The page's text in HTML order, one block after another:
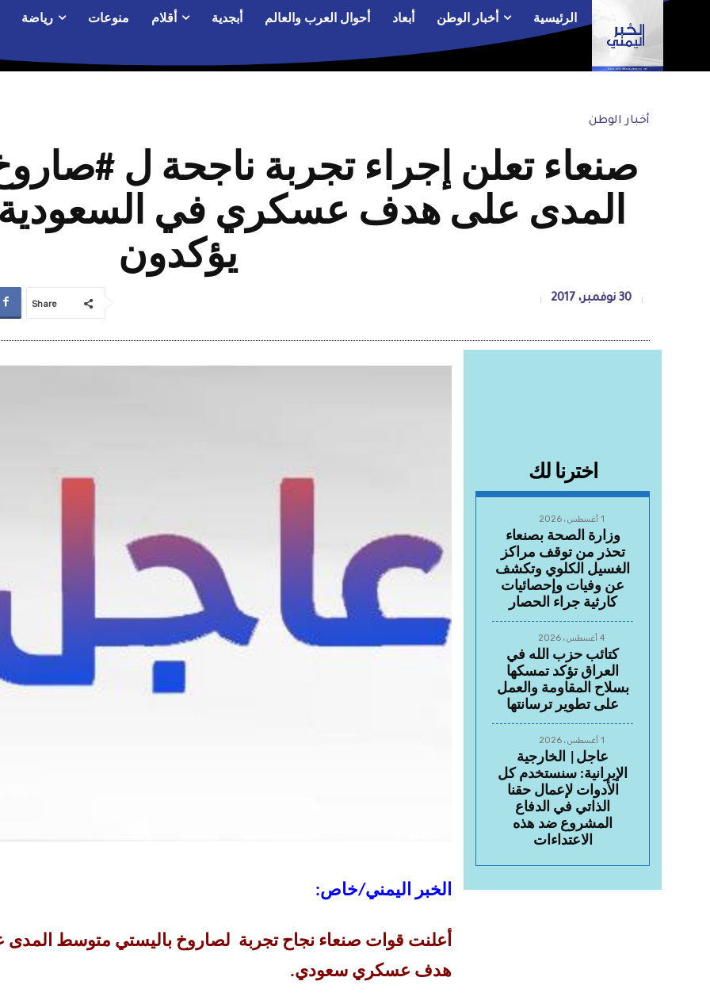
الرئيسية أخبار الوطن أبعاد أحوال العرب والعالم أبجدية أقلام منوعات رياضة
أخبار الوطن
صنعاء تعلن إجراء تجربة ناجحة ل
المدى على هدف عسكري في السعودية
يؤكدون
30 نوفمبر، 2017 Share
اخترنا لك
1 أغسطس، 2026
وزارة الصحة بصنعاء
تحذر من توقف مراكز
الغسيل الكلوي وتكشف
عن وفيات وإحصائيات
كارثية جراء الحصار
4 أغسطس، 2026
كتائب حزب الله في
العراق تؤكد تمسكها
بسلاح المقاومة والعمل
على تطوير ترسانتها
1 أغسطس، 2026
عاجل| الخارجية
الإيرانية: سنستخدم كل
الأدوات لإعمال حقنا
الذاتي في الدفاع
المشروع ضد هذه
الاعتداءات
الخبر اليمني/خاص:
أعلنت قوات صنعاء نجاح تجربة لصاروخ باليستي متوسط المدى
هدف عسكري سعودي.